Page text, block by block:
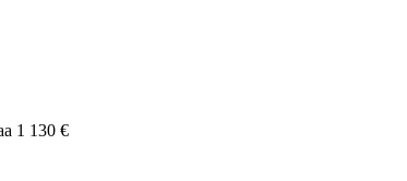
1 130 €